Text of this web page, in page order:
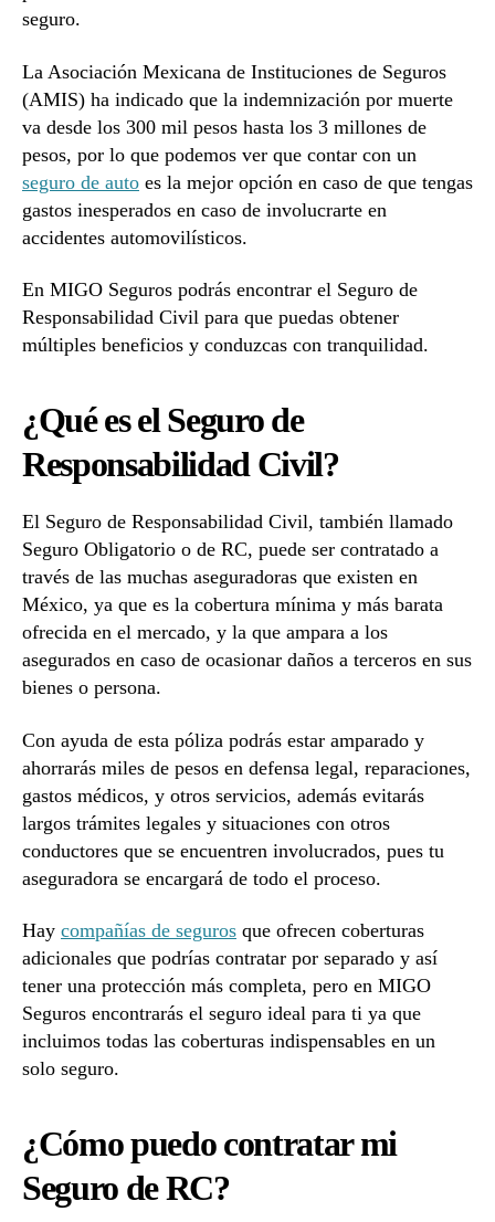
seguro.
La Asociación Mexicana de Instituciones de Seguros
(AMIS) ha indicado que la indemnización por muerte
va desde los 300 mil pesos hasta los 3 millones de
pesos, por lo que podemos ver que contar con un
seguro de auto es la mejor opción en caso de que tengas
gastos inesperados en caso de involucrarte en
accidentes automovilísticos.
En MIGO Seguros podrás encontrar el Seguro de
Responsabilidad Civil para que puedas obtener
múltiples beneficios y conduzcas con tranquilidad.
¿Qué es el Seguro de
Responsabilidad Civil?
El Seguro de Responsabilidad Civil, también llamado
Seguro Obligatorio o de RC, puede ser contratado a
través de las muchas aseguradoras que existen en
México, ya que es la cobertura mínima y más barata
ofrecida en el mercado, y la que ampara a los
asegurados en caso de ocasionar daños a terceros en sus
bienes o persona.
Con ayuda de esta póliza podrás estar amparado y
ahorrarás miles de pesos en defensa legal, reparaciones,
gastos médicos, y otros servicios, además evitarás
largos trámites legales y situaciones con otros
conductores que se encuentren involucrados, pues tu
aseguradora se encargará de todo el proceso.
Hay compañías de seguros que ofrecen coberturas
adicionales que podrías contratar por separado y así
tener una protección más completa, pero en MIGO
Seguros encontrarás el seguro ideal para ti ya que
incluimos todas las coberturas indispensables en un
solo seguro.
¿Cómo puedo contratar mi
Seguro de RC?